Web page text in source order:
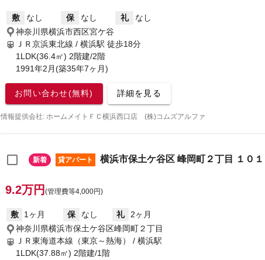
敷 なし 保 なし 礼
なし
神奈川県横浜市西区宮ケ谷
ＪＲ京浜東北線 / 横浜駅 徒歩18分
1LDK(36.4㎡) 2階建/2階
1991年2月(築35年7ヶ月)
お問い合わせ(無料) 詳細を見る
情報提供会社: ホームメイトＦＣ横浜西口店 (株)コムズアルファ
新着 貸アパート 横浜市保土ケ谷区 峰岡町２丁目 １０
9.2万円 (管理費等4,000円)
敷 1ヶ月 保 なし 礼
2ヶ月
神奈川県横浜市保土ケ谷区峰岡町２丁目
ＪＲ東海道本線（東京～熱海） / 横浜駅
1LDK(37.88㎡) 2階建/1階